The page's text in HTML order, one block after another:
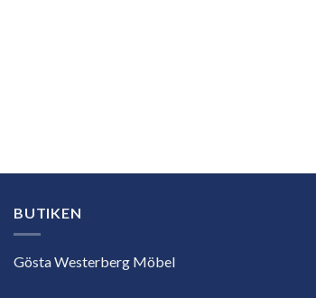
BUTIKEN
Gösta Westerberg Möbel